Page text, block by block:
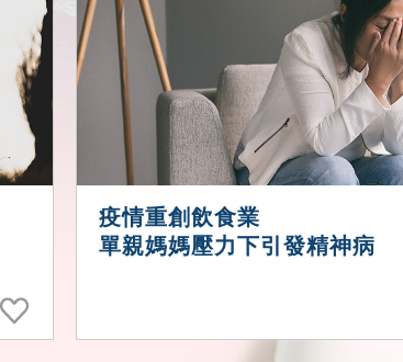
疫情重創飲食業
單親媽媽壓力下引發精神病